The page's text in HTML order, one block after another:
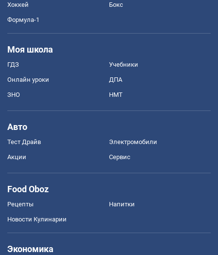
Хоккей Бокс
Формула-1
Моя школа
ГДЗ Учебники
Онлайн уроки ДПА
ЗНО НМТ
Авто
Тест Драйв Электромобили
Акции Сервис
Food Oboz
Рецепты Напитки
Новости Кулинарии
Экономика